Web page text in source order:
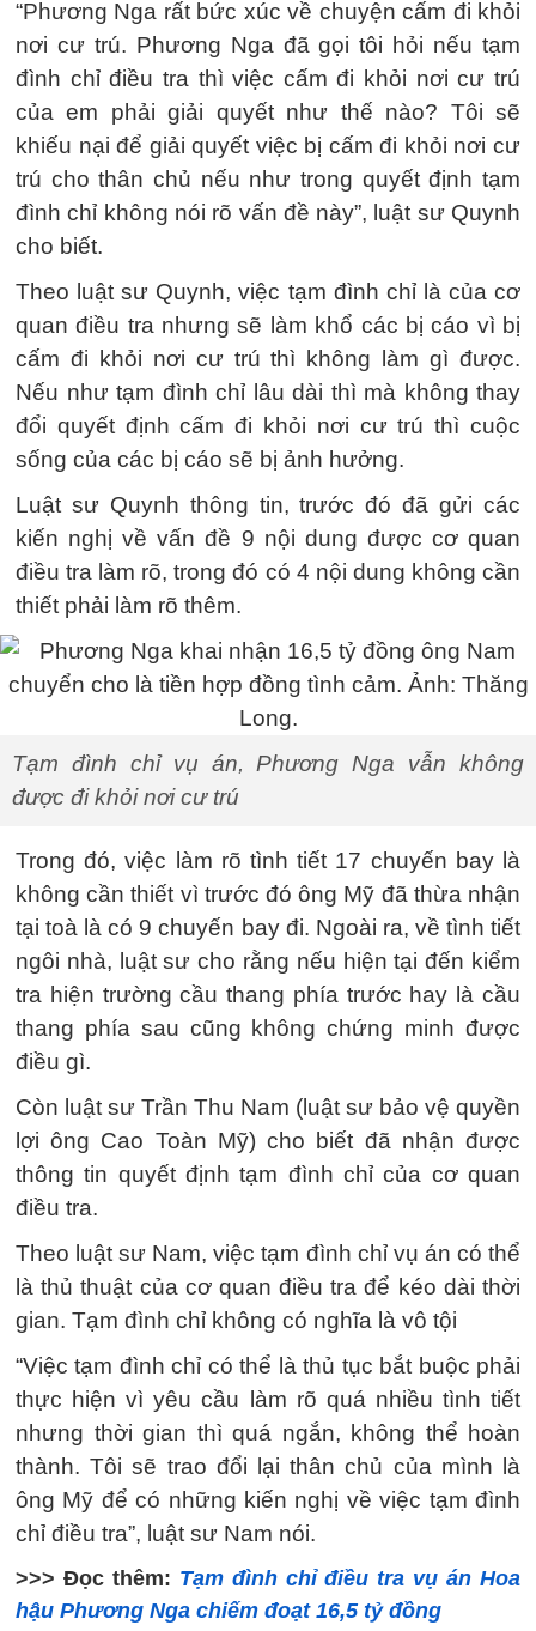
“Phương Nga rất bức xúc về chuyện cấm đi khỏi
nơi cư trú. Phương Nga đã gọi tôi hỏi nếu tạm
đình chỉ điều tra thì việc cấm đi khỏi nơi cư trú
của em phải giải quyết như thế nào? Tôi sẽ
khiếu nại để giải quyết việc bị cấm đi khỏi nơi cư
trú cho thân chủ nếu như trong quyết định tạm
đình chỉ không nói rõ vấn đề này”, luật sư Quynh
cho biết.
Theo luật sư Quynh, việc tạm đình chỉ là của cơ
quan điều tra nhưng sẽ làm khổ các bị cáo vì bị
cấm đi khỏi nơi cư trú thì không làm gì được.
Nếu như tạm đình chỉ lâu dài thì mà không thay
đổi quyết định cấm đi khỏi nơi cư trú thì cuộc
sống của các bị cáo sẽ bị ảnh hưởng.
Luật sư Quynh thông tin, trước đó đã gửi các
kiến nghị về vấn đề 9 nội dung được cơ quan
điều tra làm rõ, trong đó có 4 nội dung không cần
thiết phải làm rõ thêm.
Tạm đình chỉ vụ án, Phương Nga vẫn không
được đi khỏi nơi cư trú
Trong đó, việc làm rõ tình tiết 17 chuyến bay là
không cần thiết vì trước đó ông Mỹ đã thừa nhận
tại toà là có 9 chuyến bay đi. Ngoài ra, về tình tiết
ngôi nhà, luật sư cho rằng nếu hiện tại đến kiểm
tra hiện trường cầu thang phía trước hay là cầu
thang phía sau cũng không chứng minh được
điều gì.
Còn luật sư Trần Thu Nam (luật sư bảo vệ quyền
lợi ông Cao Toàn Mỹ) cho biết đã nhận được
thông tin quyết định tạm đình chỉ của cơ quan
điều tra.
Theo luật sư Nam, việc tạm đình chỉ vụ án có thể
là thủ thuật của cơ quan điều tra để kéo dài thời
gian. Tạm đình chỉ không có nghĩa là vô tội
“Việc tạm đình chỉ có thể là thủ tục bắt buộc phải
thực hiện vì yêu cầu làm rõ quá nhiều tình tiết
nhưng thời gian thì quá ngắn, không thể hoàn
thành. Tôi sẽ trao đổi lại thân chủ của mình là
ông Mỹ để có những kiến nghị về việc tạm đình
chỉ điều tra”, luật sư Nam nói.
>>> Đọc thêm: Tạm đình chỉ điều tra vụ án Hoa
hậu Phương Nga chiếm đoạt 16,5 tỷ đồng